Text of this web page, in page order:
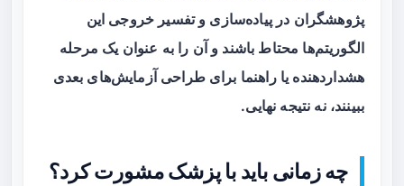
پژوهشگران در پیاده‌سازی و تفسیر خروجی این
الگوریتم‌ها محتاط باشند و آن را به عنوان یک مرحله
هشداردهنده یا راهنما برای طراحی آزمایش‌های بعدی
ببینند، نه نتیجه نهایی.
چه زمانی باید با پزشک مشورت کرد؟